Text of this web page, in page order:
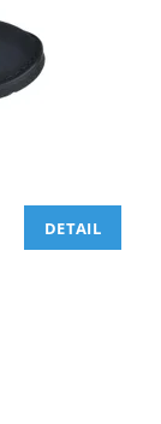
DETAIL